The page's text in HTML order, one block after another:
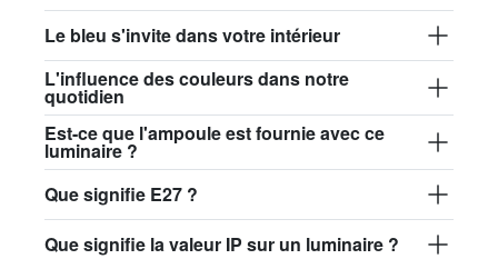
Le bleu s'invite dans votre intérieur
L'influence des couleurs dans notre
quotidien
Est-ce que l'ampoule est fournie avec ce
luminaire ?
Que signifie E27 ?
Que signifie la valeur IP sur un luminaire ?